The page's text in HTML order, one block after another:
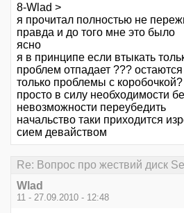
8-Wlad >
я прочитал полностью не
правда и до того мне это было
ясно
я в принципе если втыкать
проблем отпадает ??? остаются
только проблемы с коробочкой?
просто в силу необходимости
невозможности переубедить
начальство таки приходится
сием девайством
Re: Вопрос про жествий диск
Wlad
11 - 27.09.2010 - 12:48